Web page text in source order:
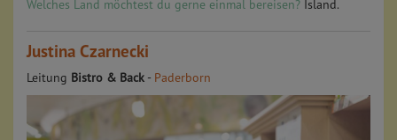
Welches Land möchtest du gerne einmal bereisen? Island.
Justina Czarnecki
Leitung Bistro & Back - Paderborn